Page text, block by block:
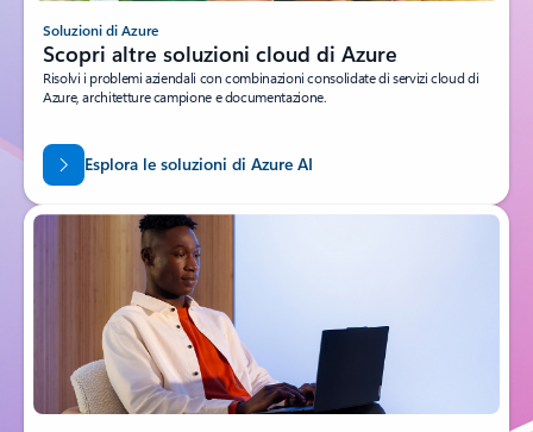
Soluzioni di Azure
Scopri altre soluzioni cloud di Azure
Risolvi i problemi aziendali con combinazioni consolidate di servizi cloud di
Azure, architetture campione e documentazione.
Esplora le soluzioni di Azure AI